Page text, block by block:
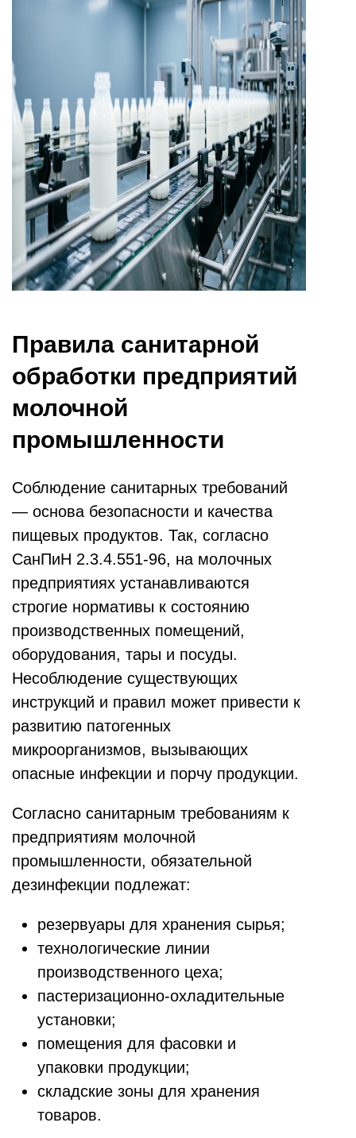
Правила санитарной
обработки предприятий
молочной
промышленности
Соблюдение санитарных требований
— основа безопасности и качества
пищевых продуктов. Так, согласно
СанПиН 2.3.4.551-96, на молочных
предприятиях устанавливаются
строгие нормативы к состоянию
производственных помещений,
оборудования, тары и посуды.
Несоблюдение существующих
инструкций и правил может привести к
развитию патогенных
микроорганизмов, вызывающих
опасные инфекции и порчу продукции.
Согласно санитарным требованиям к
предприятиям молочной
промышленности, обязательной
дезинфекции подлежат:
резервуары для хранения сырья;
технологические линии
производственного цеха;
пастеризационно-охладительные
установки;
помещения для фасовки и
упаковки продукции;
складские зоны для хранения
товаров.